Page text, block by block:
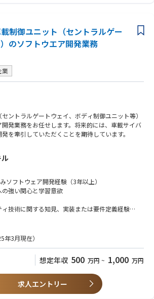
タブルスキル＞】
ント
・コスト管理／提案書・見積書作成、関係者調
整力
・社内外関係者との調整／会議進行、課題解決
力
／社内外のコミュニティを活用した知識獲得
や構造干渉などの課題特定と、設計・解析の両
た設計変更提案、他部署・客先への技術的な説明
による社会貢献
う国家的課題に対し、防衛関連の開発という国家
ることで、社会の安全保障に直接貢献できます。
材開発・空力技術・探知システム・自動追尾制御
理システム・SmartFactoryなど、世界最先端の技
なかった開発に携われます。
は政府主導で急成長している産業であり、今後数十
大規模プロジェクトに関わることで、長期的なキャ
気回路設計（アナログ、デジタル、パワエレ）およ
っていただきます
ストとして専門領域を確立することができます
メッセージ
ウェア開発者として、医療機器の回路設計（アナ
レ）、FPGA設計および評価・検証を行っていた
める方。協調性がありメンバーや他部門と良好な
待されるメディカル事業にぜひ、あなたの力をお
康のため、そして未来のために一緒にがんばりま
コンおよび通信I/Fを搭載した基板の回路設計の知
・制御
計経験
用高電圧電源
る知識・設計経験
載制御ユニット（セントラルゲー
のソフトウエア開発業務
業
ントラルゲートウェイ、ボディ制御ユニット等）
発業務をお任せします。将来的には、車載サイバ
を牽引していただくことを期待しています。
ご経験やスキルを最大限に活かせるよう、以下の
ートしていただきます。
トウェアプラットフォーム標準仕様）を用いたソ
含む）との仕様調整・交渉
おける顧客との折衝、進捗管理、リスク判断
技術開発、およびサイバーセキュリティ対応業務
ントの分析、脆弱性の判定と対策立案
SAE 21434等）に準拠した開発プロセスの構築・ド
セキュリティに関するアルゴリズムの検証・実装
ール、資格等●
ソフトウェア開発経験（3年以上）
の強い関心と学習意欲
ィ技術に関する知見、実装または要件定義経験
能な英語力（TOEIC500点目安）
）の理解・実務経験
発経験
年3月現在）
想定年収 500 万円 ~ 1,000 万円
求人エントリー